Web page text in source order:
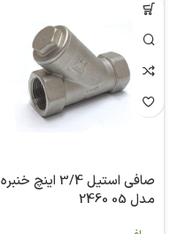
صافی استیل 3/4 اینچ خنبره
مدل 05 2460